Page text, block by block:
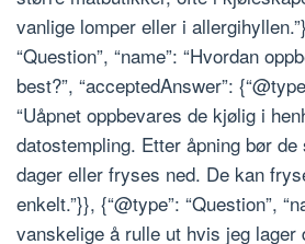
vanlige lomper eller i
“Question”, “name”: “Hvordan
best?”, “acceptedAnswer”:
“Uåpnet oppbevares de kjølig i
datostempling. Etter åpning bør
dager eller fryses ned. De kan
enkelt.”}}, {“@type”: “Question”,
vanskelige å rulle ut hvis jeg lager